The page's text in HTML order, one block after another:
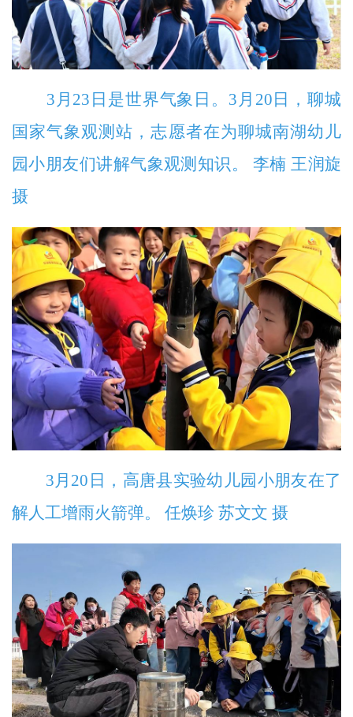
3月23日是世界气象日。3月20日，聊城
国家气象观测站，志愿者在为聊城南湖幼儿
园小朋友们讲解气象观测知识。 李楠 王润旋
摄
3月20日，高唐县实验幼儿园小朋友在了
解人工增雨火箭弹。 任焕珍 苏文文 摄